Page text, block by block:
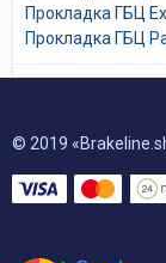
Прокладка ГБЦ
Прокладка ГБЦ
© 2019